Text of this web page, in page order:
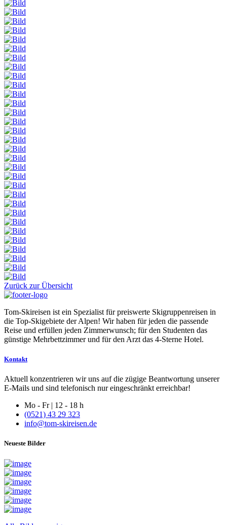
Zurück zur Übersicht
Tom-Skireisen ist ein Spezialist für preiswerte Skigruppenreisen in
die Top-Skigebiete der Alpen! Wir haben für jeden die passende
Reise und erfüllen jeden Zimmerwunsch; für den Studenten das
günstige Mehrbettzimmer und für den Arzt das 4-Sterne Hotel.
Kontakt
Aktuell konzentrieren wir uns auf die zügige Beantwortung unserer
E-Mails und sind telefonisch nur eingeschränkt erreichbar!
Mo - Fr | 12 - 18 h
(0521) 43 29 323
info@tom-skireisen.de
Neueste Bilder